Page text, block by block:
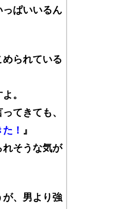
っぱいいるん
られている
。
てきても、
！ 』
れそうな気が
が、男より強